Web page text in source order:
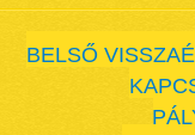
BELSŐ